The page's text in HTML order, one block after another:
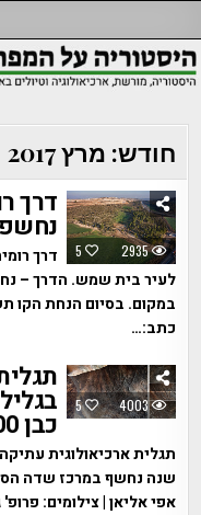
to
content
חודש: מרץ 2017
5 2935
לעיר בית שמש. הדרך –
במקום. בסיום הנחת הקו
כתב:…
5 4003
כבן 4000 שנה
שנה נחשף במרכז שדה
אפי אליאן | צילומים: